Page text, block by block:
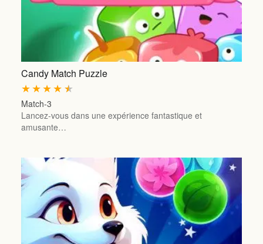
Candy Match Puzzle
★
★
★
★
★
Match-3
Lancez-vous dans une expérience fantastique et
amusante…